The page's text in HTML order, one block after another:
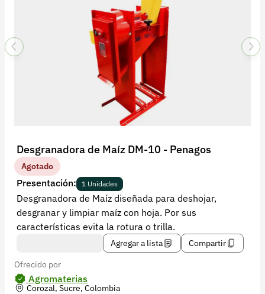
Desgranadora de Maíz DM-10 - Penagos
Agotado
Presentación: 1 Unidades
Desgranadora de Maíz diseñada para deshojar,
desgranar y limpiar maíz con hoja. Por sus
características evita la rotura o trilla.
Agregar a lista
Compartir
Ofrecido por
Agromaterias
Corozal, Sucre, Colombia
Registrarse
contacto@croper.com
© 2026 Croper.com Todos los derechos reservados
Versión 5.45.0
Síguenos